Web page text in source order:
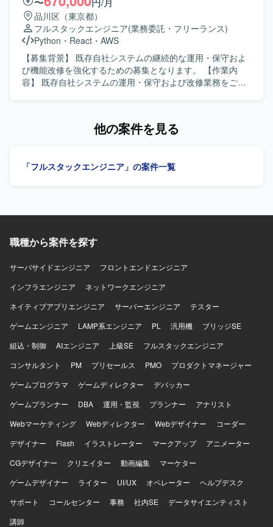
GoogleAppScriptを使用いたします。インフラおよびDBに
はAWS（EC2、S3、Athena）を利用し、Jenkinsや
Redash、Git Hub、Visual Studio Codeなどのツールを用い
て開発・運用を行っております。
コミュニケーションを取りながら病院・現場・ベンダーと
の橋渡し役を担っていただける方を求めております。MVP
フェーズにおける手運用を前提とした状況でも主体的に課
題を整理し、ベンダーと協調しながら推進いただける方が
望ましいです。 【ポジションの魅力】 医療情報活用プラッ
トフォームの立ち上げフェーズに関わり、AWSを用いたデ
ータレイクやIceberg形式のデータ基盤構築をリードしてい
などのクラウドサービスを利用したデータレイク環境上で
品川区（東京都）
フルスタックエンジニア(業務委託・フリーランス)
Python ・ React ・ AWS
【募集背景】 既存自社システムの継続的な運用・保守およ
び機能改修を強化するための募集となります。 【作業内
容】 既存自社システムの運用・保守および改修業務をご担
施していただきます。AIツールを活用した効率的な開発を
プ・導入できる方を求めています。「なぜ？」を深掘り
す。チームと協力しながら自律的に考え行動できるセルフ
的にやるべきことを見つけて課題解決に取り組める方、サ
迎します。 【ポジションの魅力】 既存自社システムの運
ルスタックなスキルを活かしていただけます。AIツールを
活用した開発スタイルを実践できるため、最新の開発トレ
ンドを取り入れながらスキルアップを図れる環境です。技
術的負債の解消やアーキテクチャ改善など、上流からの技
PythonおよびReactを用いたWebアプリケーション開発環境
となります。AWS上のLambdaやECSを活用したシステム構
っています。AIエディター（CursorもしくはKiro）などのAI
ツールを積極的に活用した開発環境です。
他の案件を見る
「フルスタックエンジニア」の案件一覧
職種から案件を探す
サーバサイドエンジニア
フロントエンドエンジニア
インフラエンジニア
ネットワークエンジニア
ネイティブアプリエンジニア
サーバーエンジニア
テスター
ゲームエンジニア
LAMP系エンジニア PL 汎用機
ブリッジSE
組込・制御
AIエンジニア 上級SE
フルスタックエンジニア
コンサルタント
PM プリセールス PMO
プロダクトマネージャー
ゲームプログラマ
ゲームディレクター
デバッカー
ゲームプランナー
DBA 運用・監視 プランナー
アナリスト
Webマーケティング
Webディレクター Webデザイナー
コーダー
デザイナー
Flash イラストレーター マークアップ
アニメーター
CGデザイナー
クリエイター 動画編集
マーケター
ゲームデザイナー
ライター UI/UX オペレーター
ヘルプデスク
サポート
コールセンター 事務 社内SE
データサイエンティスト
講師